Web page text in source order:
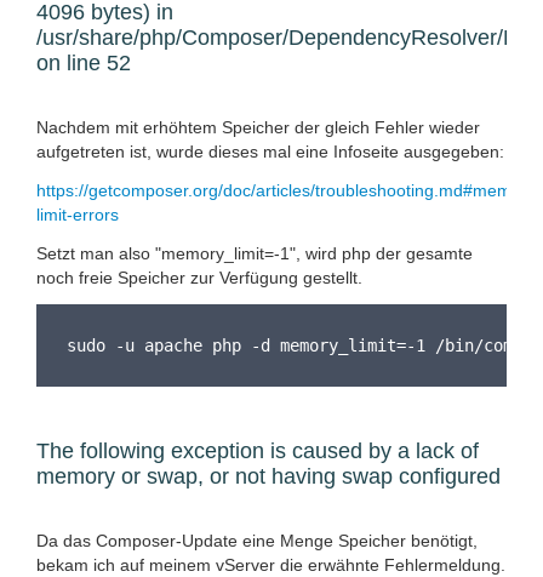
4096 bytes) in
/usr/share/php/Composer/DependencyResolver/
on line 52
Nachdem mit erhöhtem Speicher der gleich Fehler wieder
aufgetreten ist, wurde dieses mal eine Infoseite ausgegeben:
https://getcomposer.org/doc/articles/troubleshooting.md#memory-
limit-errors
Setzt man also "memory_limit=-1", wird php der gesamte
noch freie Speicher zur Verfügung gestellt.
sudo -u apache php -d memory_limit=-1 /bin/
The following exception is caused by a lack of
memory or swap, or not having swap configured
Da das Composer-Update eine Menge Speicher benötigt,
bekam ich auf meinem vServer die erwähnte Fehlermeldung.